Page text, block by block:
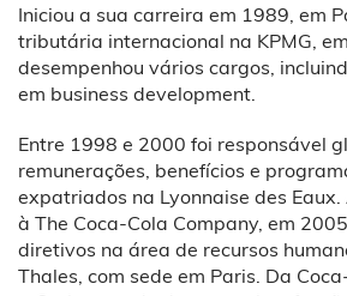
Iniciou a sua carreira em 1989, em
tributária internacional na KPMG,
desempenhou vários cargos,
em business development.
Entre 1998 e 2000 foi responsável
remunerações, benefícios e
expatriados na Lyonnaise des
à The Coca-Cola Company, em
diretivos na área de recursos
Thales, com sede em Paris. Da